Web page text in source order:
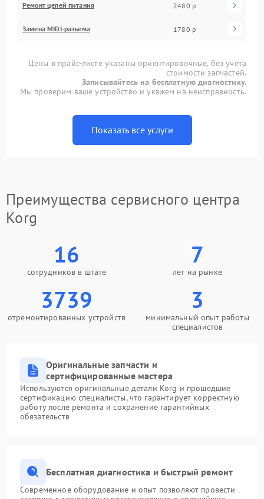
Ремонт цепей питания 2480 р
Замена MIDI-разъема 1780 р
Цены в прайс-листе указаны ориентировочные, без учета
стоимости запчастей.
Записывайтесь на бесплатную диагностику.
Мы проверим ваше устройство и укажем на неисправность.
Показать все услуги
Преимущества сервисного центра
Korg
16
сотрудников в штате
7
лет на рынке
3739
отремонтированных устройств
3
минимальный опыт работы
специалистов
Оригинальные запчасти и
сертифицированные мастера
Используются оригинальные детали Korg и прошедшие
сертификацию специалисты, что гарантирует корректную
работу после ремонта и сохранение гарантийных
обязательств
Бесплатная диагностика и быстрый ремонт
Современное оборудование и опыт позволяют провести